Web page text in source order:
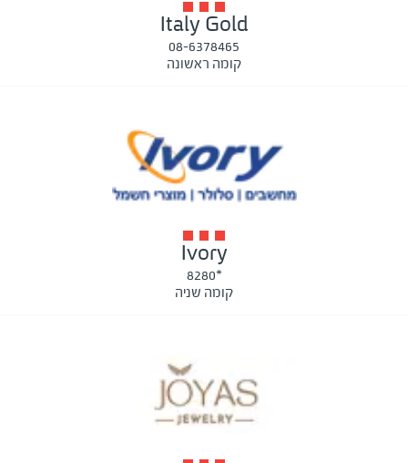
Italy Gold
08-6378465
קומה ראשונה
Ivory
*8280
קומה שניה